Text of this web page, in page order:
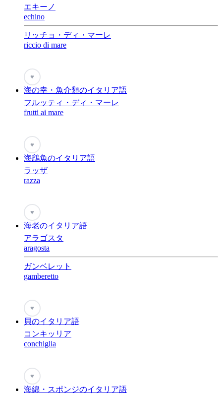
エキーノ
echino
リッチョ・ディ・マーレ
riccio di mare
♥
海の幸・魚介類のイタリア語
フルッティ・ディ・マーレ
frutti ai mare
♥
海鷂魚のイタリア語
ラッザ
razza
♥
海老のイタリア語
アラゴスタ
aragosta
ガンベレット
gamberetto
♥
貝のイタリア語
コンキッリア
conchiglia
♥
海綿・スポンジのイタリア語